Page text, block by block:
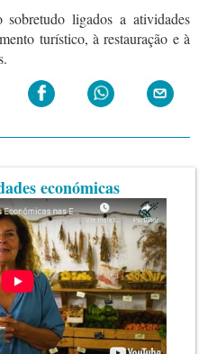
sobretudo ligados a atividades
turístico, à restauração e à
económicas